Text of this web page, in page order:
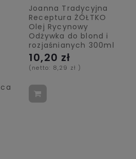
Joanna Tradycyjna
Receptura ŻÓŁTKO
Olej Rycynowy
Odżywka do blond i
rozjaśnianych 300ml
10,20 zł
(netto: 8,29 zł )